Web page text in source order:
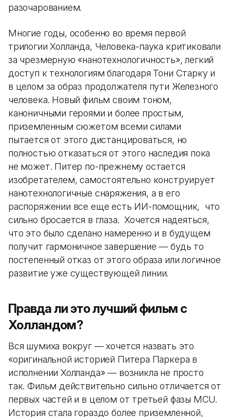
разочарованием.
Многие годы, особенно во время первой
трилогии Холланда, Человека-паука критиковали
за чрезмерную «нанотехнологичность», легкий
доступ к технологиям благодаря Тони Старку и
в целом за образ продолжателя пути Железного
человека. Новый фильм своим тоном,
каноничными героями и более простым,
приземленным сюжетом всеми силами
пытается от этого дистанцироваться, но
полностью отказаться от этого наследия пока
не может. Питер по-прежнему остается
изобретателем, самостоятельно конструирует
нанотехнологичные снаряжения, а в его
распоряжении все еще есть ИИ-помощник, что
сильно бросается в глаза. Хочется надеяться,
что это было сделано намеренно и в будущем
получит гармоничное завершение — будь то
постепенный отказ от этого образа или логичное
развитие уже существующей линии.
Правда ли это лучший фильм с
Холландом?
Вся шумиха вокруг — хочется назвать это
«оригинальной историей Питера Паркера в
исполнении Холланда» — возникла не просто
так. Фильм действительно сильно отличается от
первых частей и в целом от третьей фазы MCU.
История стала гораздо более приземленной,